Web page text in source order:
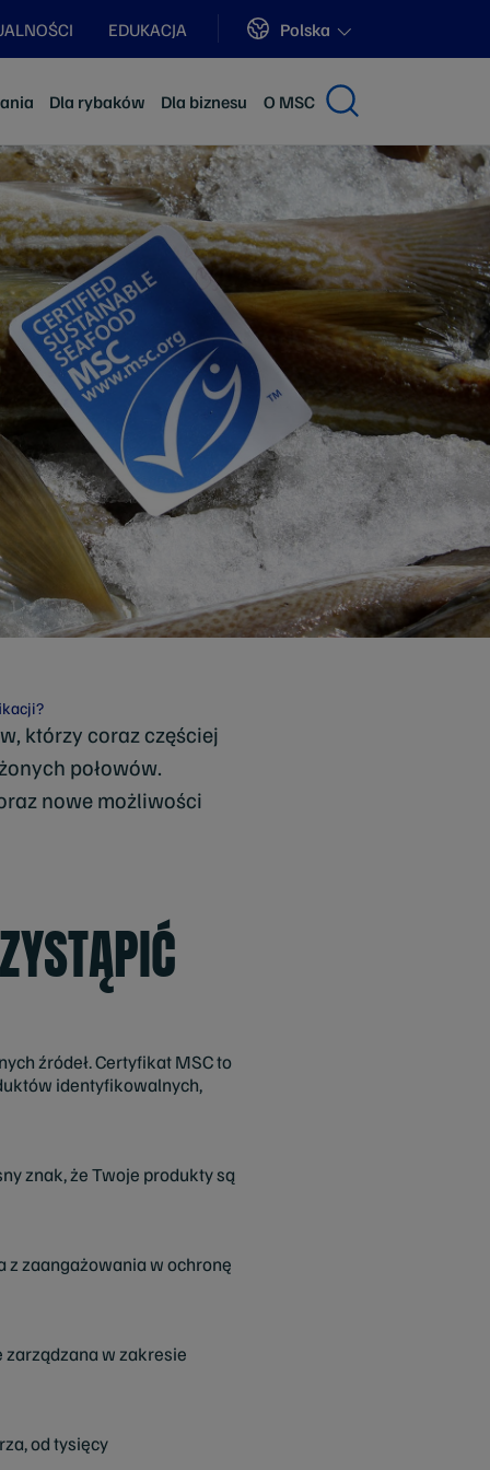
EDUKACJA Sites
Polska
Dla rybaków Dla biznesu O MSC
którzy coraz częściej
połowów.
nowe możliwości
źródeł. Certyfikat MSC to
identyfikowalnych,
znak, że Twoje produkty są
z zaangażowania w ochronę
zarządzana w zakresie
od tysięcy